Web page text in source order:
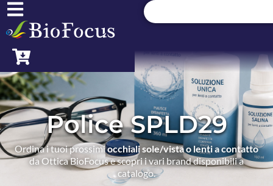
Police SPLD29
Ordina i tuoi prossimiocchiali sole/vista o lenti a contatto
da Ottica BioFocus e scopri i vari brand disponibili a
catalogo.